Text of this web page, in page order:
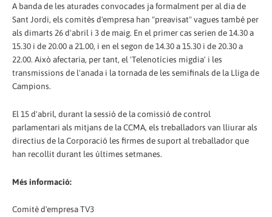
A banda de les aturades convocades ja formalment per al dia de
Sant Jordi, els comitès d'empresa han "preavisat" vagues també per
als dimarts 26 d'abril i 3 de maig. En el primer cas serien de 14.30 a
15.30 i de 20.00 a 21.00, i en el segon de 14.30 a 15.30 i de 20.30 a
22.00. Això afectaria, per tant, el 'Telenotícies migdia' i les
transmissions de l'anada i la tornada de les semifinals de la Lliga de
Campions.
El 15 d'abril, durant la sessió de la comissió de control
parlamentari als mitjans de la CCMA, els treballadors van lliurar als
directius de la Corporació les firmes de suport al treballador que
han recollit durant les últimes setmanes.
Més informació:
Comitè d'empresa TV3